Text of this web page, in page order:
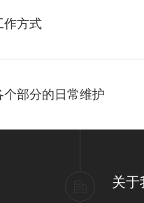
作方式
个部分的日常维护
关于